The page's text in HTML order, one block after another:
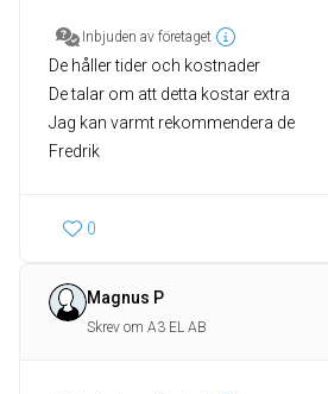
Inbjuden av företaget
De håller tider och kostnader
De talar om att detta kostar extra
Jag kan varmt rekommendera de
Fredrik
0
Magnus P
Skrev om A3 EL AB